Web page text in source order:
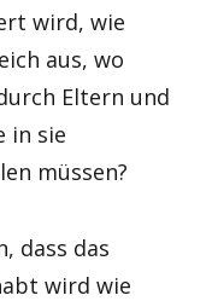
wird, wie
aus, wo
Eltern und
in sie
müssen?
dass das
wird wie